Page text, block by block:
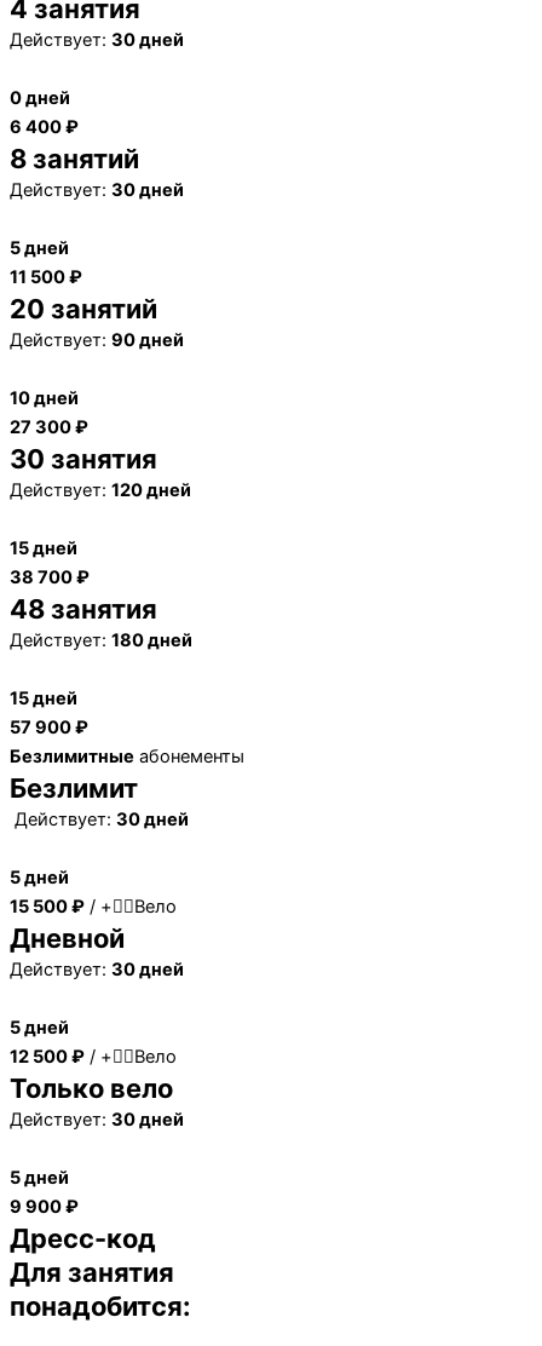
4 занятия
Действует: 30 дней
0 дней
6 400 ₽
8 занятий
Действует: 30 дней
5 дней
11 500 ₽
20 занятий
Действует: 90 дней
10 дней
27 300 ₽
30 занятия
Действует: 120 дней
15 дней
38 700 ₽
48 занятия
Действует: 180 дней
15 дней
57 900 ₽
Безлимитные абонементы
Безлимит
Действует: 30 дней
5 дней
15 500 ₽ / +🚴‍♂️Вело
Дневной
Действует: 30 дней
5 дней
12 500 ₽ / +🚴‍♂️Вело
Только вело
Действует: 30 дней
5 дней
9 900 ₽
Дресс-код
Для занятия
понадобится: